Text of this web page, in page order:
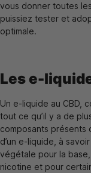
vous donner toutes
puissiez tester et
optimale.
Les e-
Un e-liquide au CBD,
tout ce qu’il y a de
composants présents
d’un e-liquide, à
végétale pour la
nicotine et pour